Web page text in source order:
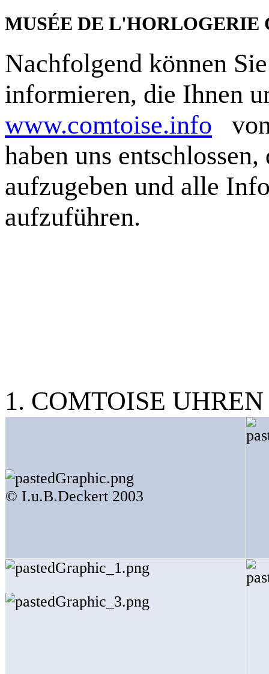
MUSÉE DE L'HORLOGERIE
Nachfolgend können
informieren, die Ihnen
www.comtoise.info
haben uns
aufzugeben und alle
aufzuführen.
1. COMTOISE
© I.u.B.Deckert 2003